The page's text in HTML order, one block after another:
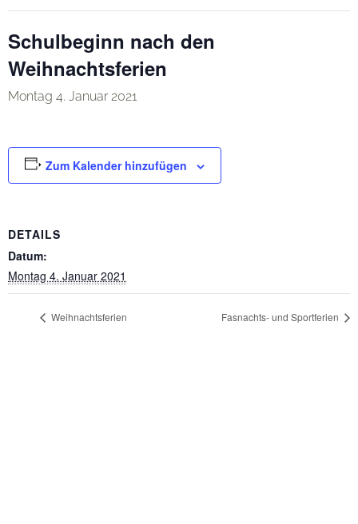
Schulbeginn nach den
Weihnachtsferien
Montag 4. Januar 2021
Zum Kalender hinzufügen
DETAILS
Datum:
Montag 4. Januar 2021
Weihnachtsferien Fasnachts- und Sportferien